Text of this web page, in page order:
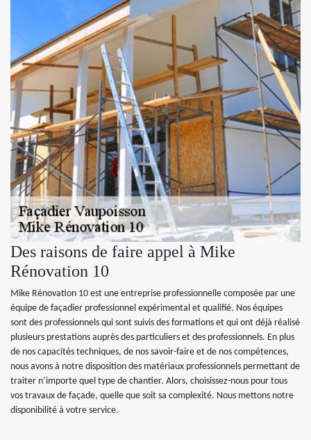
Des raisons de faire appel à Mike
Rénovation 10
Mike Rénovation 10 est une entreprise professionnelle composée par une
équipe de façadier professionnel expérimental et qualifié. Nos équipes
sont des professionnels qui sont suivis des formations et qui ont déjà réalisé
plusieurs prestations auprès des particuliers et des professionnels. En plus
de nos capacités techniques, de nos savoir-faire et de nos compétences,
nous avons à notre disposition des matériaux professionnels permettant de
traiter n’importe quel type de chantier. Alors, choisissez-nous pour tous
vos travaux de façade, quelle que soit sa complexité. Nous mettons notre
disponibilité à votre service.